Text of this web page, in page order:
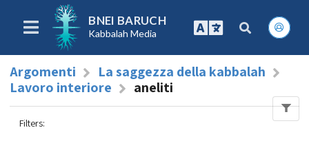
BNEI BARUCH
Kabbalah Media
Argomenti
La saggezza della kabbalah
Lavoro interiore
aneliti
Filters: